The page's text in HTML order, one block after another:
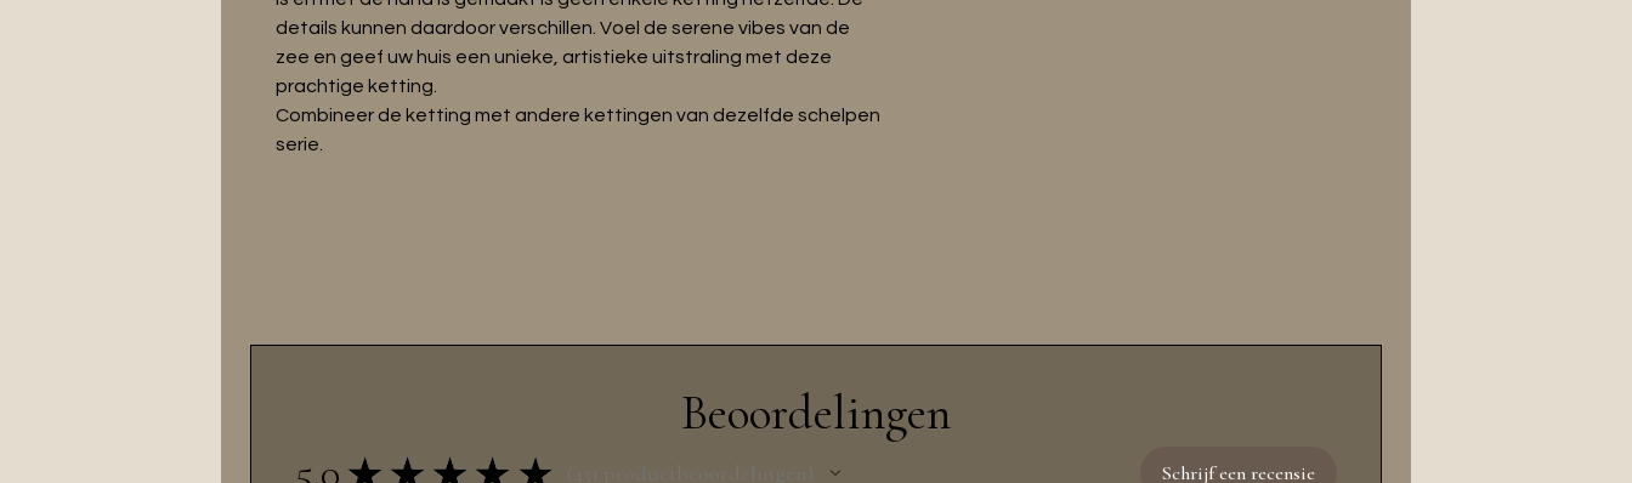
details kunnen daardoor verschillen. Voel de serene vibes van de
zee en geef uw huis een unieke, artistieke uitstraling met deze
prachtige ketting.
Combineer de ketting met andere kettingen van dezelfde schelpen
serie.
Beoordelingen
★ ★ ★ ★ ★ 431 productbeoordelingen Schrijf een recensie